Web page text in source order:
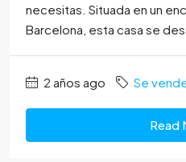
necesitas. Situada en un
Barcelona, esta casa se
2 años ago Se
Read